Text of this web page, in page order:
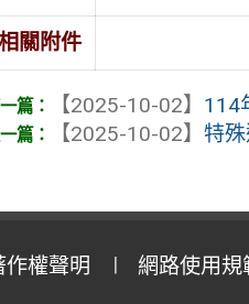
關附件
【2025-10-02】 114
【2025-10-02】特
作權聲明 網路使用規